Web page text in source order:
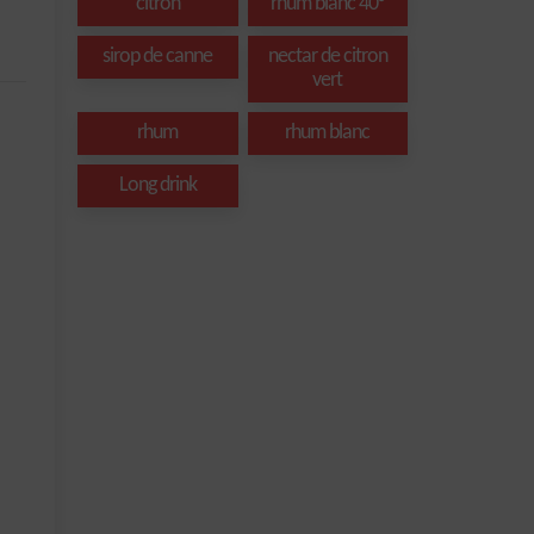
sirop de canne
nectar de citron
vert
rhum rhum blanc
Long drink